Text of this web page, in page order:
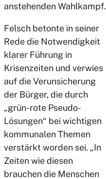
anstehenden Wahlkampf.
Felsch betonte in seiner
Rede die Notwendigkeit
klarer Führung in
Krisenzeiten und verwies
auf die Verunsicherung
der Bürger, die durch
„grün-rote Pseudo-
Lösungen“ bei wichtigen
kommunalen Themen
verstärkt worden sei. „In
Zeiten wie diesen
brauchen die Menschen